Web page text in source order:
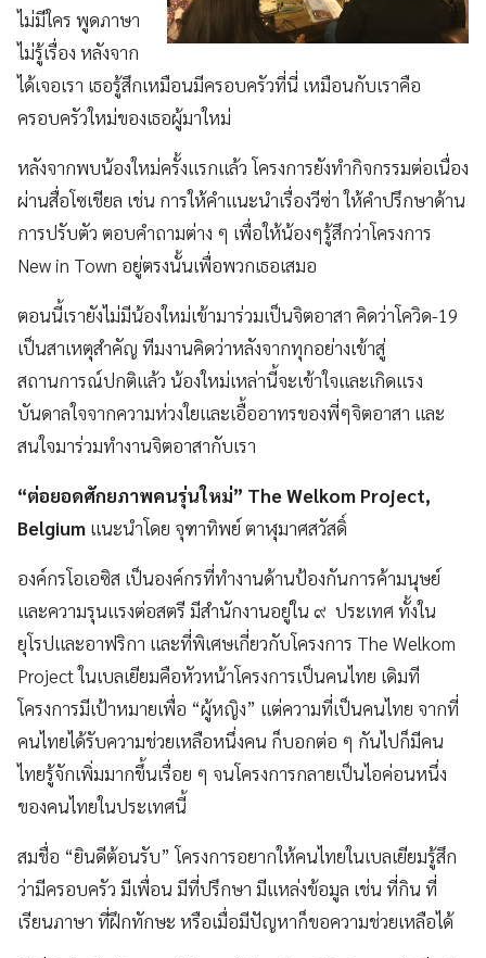
ไม่มีใคร พูดภาษา
ไม่รู้เรื่อง หลังจาก
ได้เจอเรา เธอรู้สึกเหมือนมีครอบครัวที่นี่ เหมือนกับเราคือ
ครอบครัวใหม่ของเธอผู้มาใหม่
หลังจากพบน้องใหม่ครั้งแรกแล้ว โครงการยังทำกิจกรรมต่อเนื่อง
ผ่านสื่อโซเชียล เช่น การให้คำแนะนำเรื่องวีซ่า ให้คำปรึกษาด้าน
การปรับตัว ตอบคำถามต่าง ๆ เพื่อให้น้องๆรู้สึกว่าโครงการ
New in Town อยู่ตรงนั้นเพื่อพวกเธอเสมอ
ตอนนี้เรายังไม่มีน้องใหม่เข้ามาร่วมเป็นจิตอาสา คิดว่าโควิด-19
เป็นสาเหตุสำคัญ ทีมงานคิดว่าหลังจากทุกอย่างเข้าสู่
สถานการณ์ปกติแล้ว น้องใหม่เหล่านี้จะเข้าใจและเกิดแรง
บันดาลใจจากความห่วงใยและเอื้ออาทรของพี่ๆจิตอาสา และ
สนใจมาร่วมทํางานจิตอาสากับเรา
“ต่อยอดศักยภาพคนรุ่นใหม่” The Welkom Project,
Belgium แนะนำโดย จุฑาทิพย์ ตาฬุมาศสวัสดิ์
องค์กรโอเอซิส เป็นองค์กรที่ทำงานด้านป้องกันการค้ามนุษย์
และความรุนแรงต่อสตรี มีสำนักงานอยู่ใน ๙ ประเทศ ทั้งใน
ยุโรปและอาฟริกา และที่พิเศษเกี่ยวกับโครงการ The Welkom
Project ในเบลเยียมคือหัวหน้าโครงการเป็นคนไทย เดิมที
โครงการมีเป้าหมายเพื่อ “ผู้หญิง” แต่ความที่เป็นคนไทย จากที่
คนไทยได้รับความช่วยเหลือหนึ่งคน ก็บอกต่อ ๆ กันไปก็มีคน
ไทยรู้จักเพิ่มมากขึ้นเรื่อย ๆ จนโครงการกลายเป็นไอค่อนหนึ่ง
ของคนไทยในประเทศนี้
สมชื่อ “ยินดีต้อนรับ” โครงการอยากให้คนไทยในเบลเยียมรู้สึก
ว่ามีครอบครัว มีเพื่อน มีที่ปรึกษา มีแหล่งข้อมูล เช่น ที่กิน ที่
เรียนภาษา ที่ฝึกทักษะ หรือเมื่อมีปัญหาก็ขอความช่วยเหลือได้